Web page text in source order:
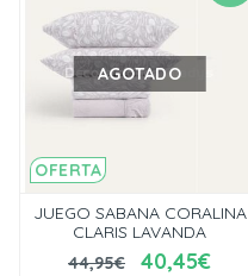
OFERTA
AGOTADO
JUEGO SABANA CORALINA
CLARIS LAVANDA
44,95€
40,45€